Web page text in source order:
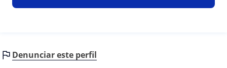
Denunciar este perfil